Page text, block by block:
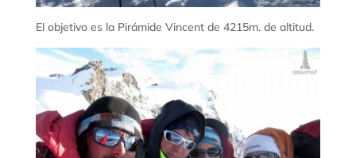
El objetivo es la Pirámide Vincent de 4215m. de altitud.